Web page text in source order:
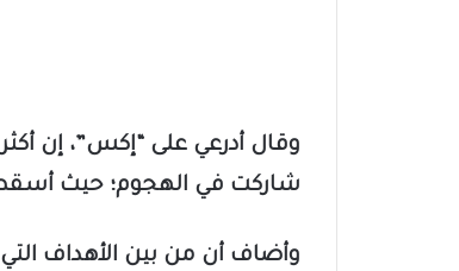
شاركت في الهجوم؛ حيث أسقطت نحو 230 قذيفة على عدد من
وأضاف أن من بين الأهداف